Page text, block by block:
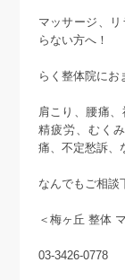
マッサージ、
らない方へ！
らく整体院にお
肩こり、腰痛
精疲労、むく
痛、不定愁訴、
なんでもご相談
＜梅ヶ丘 整体
03-3426-0778